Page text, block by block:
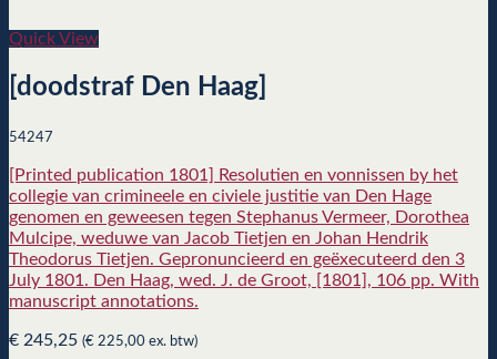
Quick View
[doodstraf Den Haag]
54247
[Printed publication 1801] Resolutien en vonnissen by het
collegie van crimineele en civiele justitie van Den Hage
genomen en geweesen tegen Stephanus Vermeer, Dorothea
Mulcipe, weduwe van Jacob Tietjen en Johan Hendrik
Theodorus Tietjen. Gepronuncieerd en geëxecuteerd den 3
July 1801. Den Haag, wed. J. de Groot, [1801], 106 pp. With
manuscript annotations.
€ 245,25 (€ 225,00 ex. btw)